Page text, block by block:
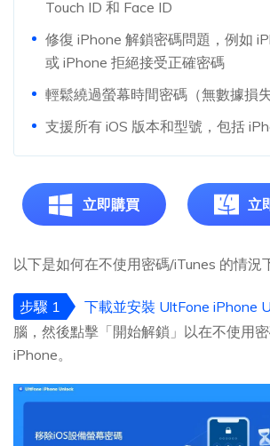
Touch ID 和 Face ID
修復 iPhone 解鎖密碼問題，例如
或 iPhone 拒絕接受正確密碼
輕鬆繞過螢幕時間密碼（無數據損
支援所有 iOS 版本和型號，包括
立即購買 立
以下是如何在不使用密碼/iTunes 的情況
步驟 1 下載並安裝 UltFone iPhone
腦，然後點擊「開始解鎖」以在不使用
iPhone。